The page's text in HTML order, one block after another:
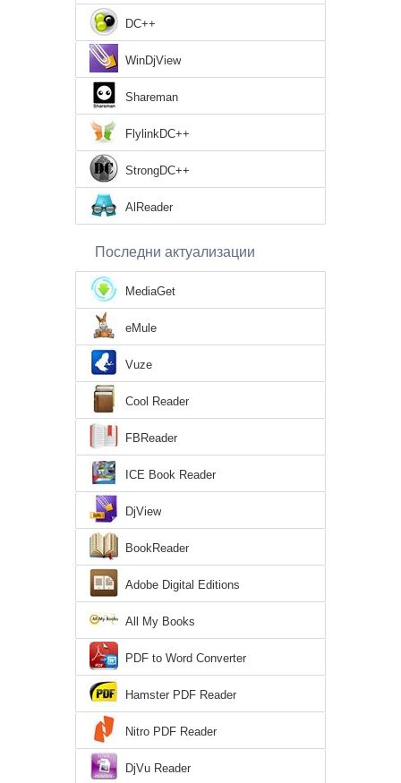
DC++
WinDjView
Shareman
FlylinkDC++
StrongDC++
AlReader
Последни актуализации
MediaGet
eMule
Vuze
Cool Reader
FBReader
ICE Book Reader
DjView
BookReader
Adobe Digital Editions
All My Books
PDF to Word Converter
Hamster PDF Reader
Nitro PDF Reader
DjVu Reader